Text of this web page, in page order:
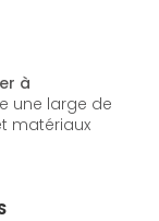
à
une large de
matériaux